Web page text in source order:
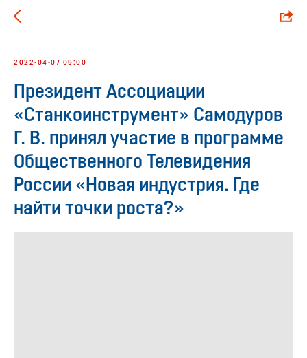
2022-04-07 09:00
Президент Ассоциации
«Станкоинструмент» Самодуров
Г. В. принял участие в программе
Общественного Телевидения
России «Новая индустрия. Где
найти точки роста?»